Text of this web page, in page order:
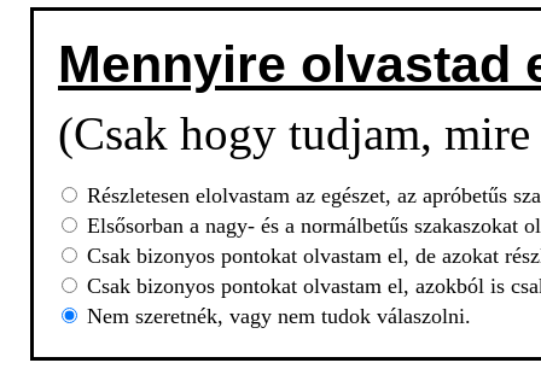
Mennyire olvastad
(Csak hogy tudjam,
Részletesen elolvastam az egészet, az apróbetűs
Elsősorban a nagy- és a normálbetűs szakaszokat
Csak bizonyos pontokat olvastam el, de azokat
Csak bizonyos pontokat olvastam el, azokból is
Nem szeretnék, vagy nem tudok válaszolni.